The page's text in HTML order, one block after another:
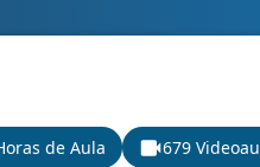
de Aula 679